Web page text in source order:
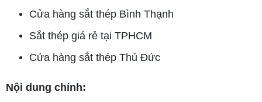
Cửa hàng sắt thép Bình Thạnh
Sắt thép giá rẻ tại TPHCM
Cửa hàng sắt thép Thủ Đức
Nội dung chính: